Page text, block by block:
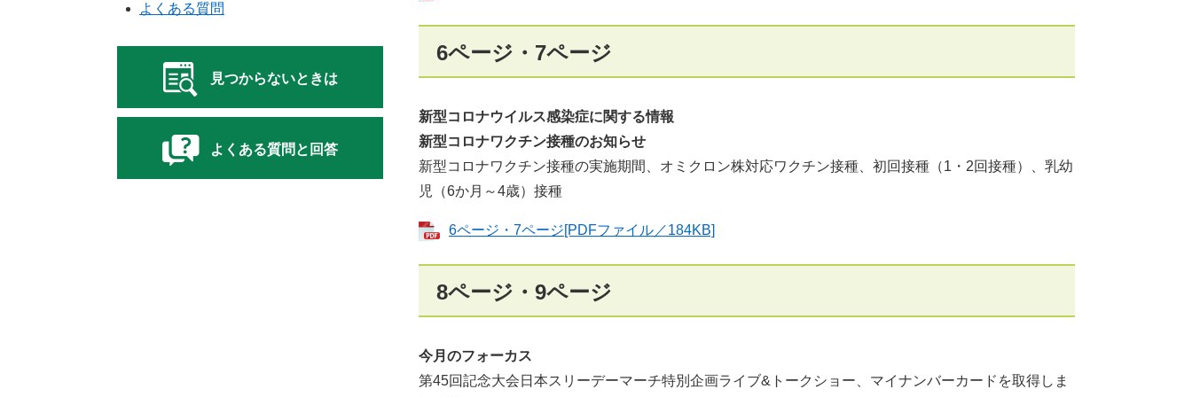
6ページ・7ページ
新型コロナウイルス感染症に関する情報
新型コロナワクチン接種のお知らせ
新型コロナワクチン接種の実施期間、オミクロン株対応ワクチン接種、初回接種（1・2回接種）、乳幼
児（6か月～4歳）接種
6ページ・7ページ[PDFファイル／184KB]
8ページ・9ページ
今月のフォーカス
第45回記念大会日本スリーデーマーチ特別企画ライブ&トークショー、マイナンバーカードを取得しま
よくある質問
見つからないときは
よくある質問と回答